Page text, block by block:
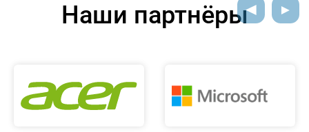
Наши партнёры